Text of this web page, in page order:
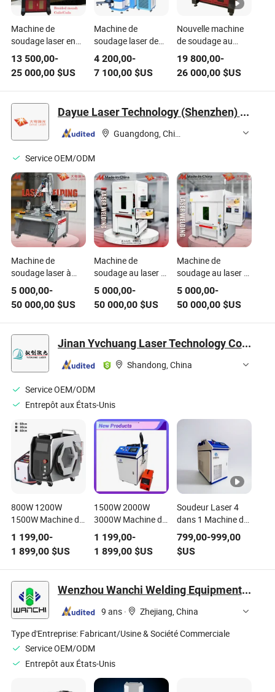
Machine de
soudage laser en
maille tressée pour
fil plat du fabricant
d'usine
13 500,00-
25 000,00 $US
Machine de
soudage laser de
précision pour la
réparation de
trachome, pores,
fissures, coins
fissures
4 200,00-
7 100,00$US
Nouvelle machine
de soudage au
laser dispositif
médical machine de
soudage au laser
en maille tissée
19 800,00-
26 000,00$US
Dayue Laser Technology (Shenzhen) Co., Ltd
Guangdong, China
Service OEM/ODM
Machine de
soudage laser à
plaque froide
liquide pour le
refroidissement des
centres de données
5 000,00-
50 000,00 $US
Machine de
soudage au laser à
fibre enfermée pour
petites pièces
métalliques
5 000,00-
50 000,00$US
Machine de
soudage au laser à
fibre à cabinet
fermé pour pièces
métalliques
5 000,00-
50 000,00$US
Jinan Yvchuang Laser Technology Co.,Ltd.
Shandong, China
Service OEM/ODM
Entrepôt aux États-Unis
800W 1200W
1500W Machine de
soudage laser à
fibre refroidie à air
pour acier doux
1 199,00-
1 899,00 $US
1500W 2000W
3000W Machine de
soudage laser
portable à main
avec de bons prix
pour le métal, acier
aluminium, cuivre
1 199,00-
1 899,00$US
Soudeur Laser 4
dans 1 Machine de
Soudage Laser à
Fibres Industrielles
Portative
799,00-999,00
$US
Wenzhou Wanchi Welding Equipment Co.,Ltd.
9 ans ·
Zhejiang, China
Type d'Entreprise: Fabricant/Usine & Société Commerciale
Service OEM/ODM
Entrepôt aux États-Unis